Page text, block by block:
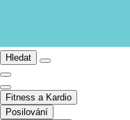
Hledat
Fitness a Kardio
Posilování